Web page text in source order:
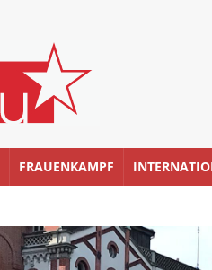
FRAUENKAMPF